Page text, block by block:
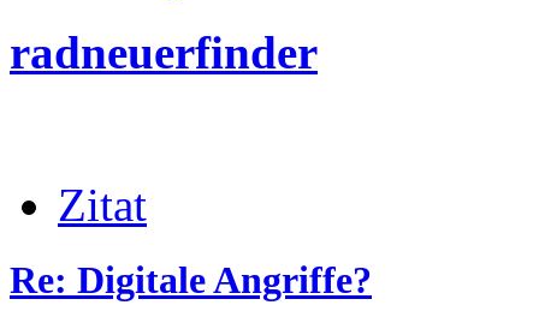
radneuerfinder
Zitat
Re: Digitale Angriffe?